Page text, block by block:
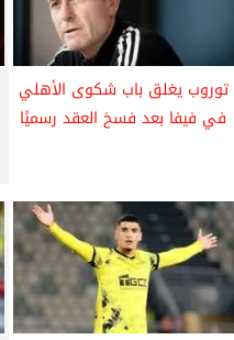
توروب يغلق باب شكوى الأهلي
في فيفا بعد فسخ العقد رسميًا